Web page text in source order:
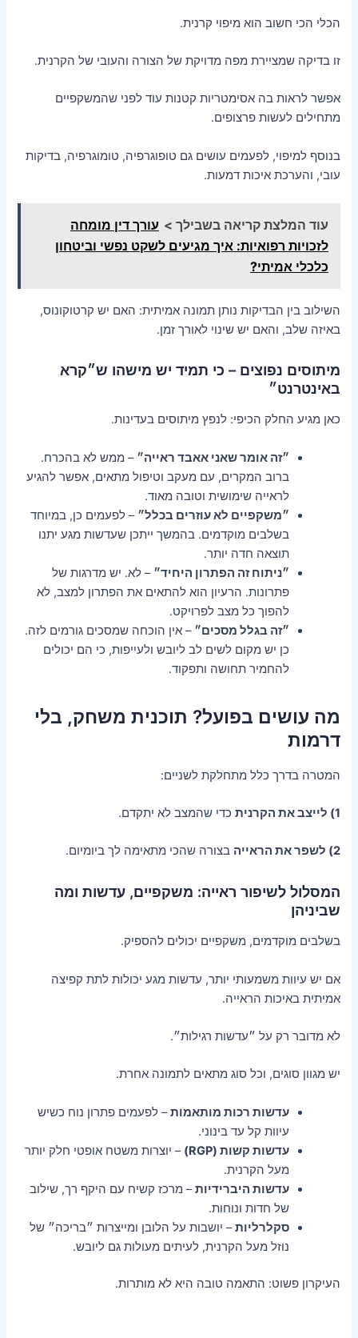
הכלי הכי חשוב הוא מיפוי קרנית.
זו בדיקה שמציירת מפה מדויקת של הצורה והעובי של הקרנית.
אפשר לראות בה אסימטריות קטנות עוד לפני שהמשקפיים
מתחילים לעשות פרצופים.
בנוסף למיפוי, לפעמים עושים גם טופוגרפיה, טומוגרפיה, בדיקות
עובי, והערכת איכות דמעות.
עוד המלצת קריאה בשבילך > עורך דין מומחה
לזכויות רפואיות: איך מגיעים לשקט נפשי וביטחון
כלכלי אמיתי?
השילוב בין הבדיקות נותן תמונה אמיתית: האם יש קרטוקונוס,
באיזה שלב, והאם יש שינוי לאורך זמן.
מיתוסים נפוצים – כי תמיד יש מישהו ש״קרא
באינטרנט״
כאן מגיע החלק הכיפי: לנפץ מיתוסים בעדינות.
״זה אומר שאני אאבד ראייה״ – ממש לא בהכרח.
ברוב המקרים, עם מעקב וטיפול מתאים, אפשר להגיע
לראייה שימושית וטובה מאוד.
״משקפיים לא עוזרים בכלל״ – לפעמים כן, במיוחד
בשלבים מוקדמים. בהמשך ייתכן שעדשות מגע יתנו
תוצאה חדה יותר.
״ניתוח זה הפתרון היחיד״ – לא. יש מדרגות של
פתרונות. הרעיון הוא להתאים את הפתרון למצב, לא
להפוך כל מצב לפרויקט.
״זה בגלל מסכים״ – אין הוכחה שמסכים גורמים לזה.
כן יש מקום לשים לב ליובש ולעייפות, כי הם יכולים
להחמיר תחושה ותפקוד.
מה עושים בפועל? תוכנית משחק, בלי
דרמות
המטרה בדרך כלל מתחלקת לשניים:
1) לייצב את הקרנית כדי שהמצב לא יתקדם.
2) לשפר את הראייה בצורה שהכי מתאימה לך ביומיום.
המסלול לשיפור ראייה: משקפיים, עדשות ומה
שביניהן
בשלבים מוקדמים, משקפיים יכולים להספיק.
אם יש עיוות משמעותי יותר, עדשות מגע יכולות לתת קפיצה
אמיתית באיכות הראייה.
לא מדובר רק על ״עדשות רגילות״.
יש מגוון סוגים, וכל סוג מתאים לתמונה אחרת.
עדשות רכות מותאמות– לפעמים פתרון נוח כשיש
עיוות קל עד בינוני.
עדשות קשות (RGP)
– יוצרות משטח אופטי חלק יותר
מעל הקרנית.
עדשות היברידיות– מרכז קשיח עם היקף רך, שילוב
של חדות ונוחות.
סקלרליות– יושבות על הלובן ומייצרות ״בריכה״ של
נוזל מעל הקרנית, לעיתים מעולות גם ליובש.
העיקרון פשוט: התאמה טובה היא לא מותרות.